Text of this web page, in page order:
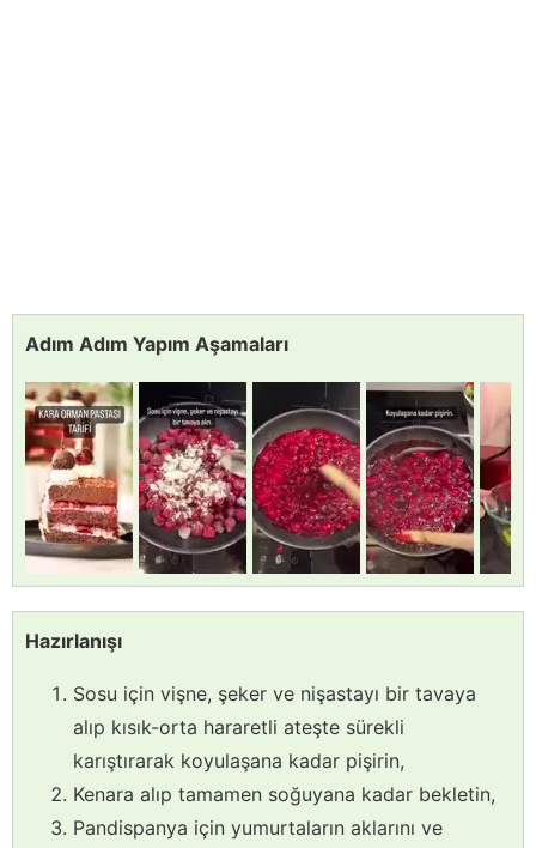
Adım Adım Yapım Aşamaları
Hazırlanışı
Sosu için vişne, şeker ve nişastayı bir tavaya
alıp kısık-orta hararetli ateşte sürekli
karıştırarak koyulaşana kadar pişirin,
Kenara alıp tamamen soğuyana kadar bekletin,
Pandispanya için yumurtaların aklarını ve